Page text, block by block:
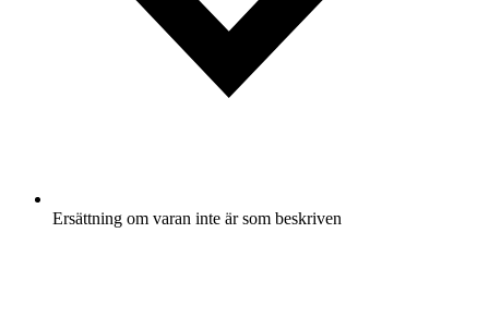
Ersättning om varan inte är som beskriven